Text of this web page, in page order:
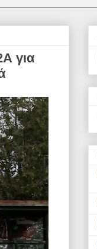
για